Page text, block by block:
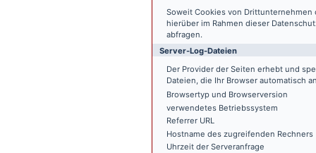
Soweit Cookies von
hierüber im Rahmen dieser
abfragen.
Server-Log-Dateien
Der Provider der Seiten erhebt und
Dateien, die Ihr Browser automatisch
Browsertyp und Browserversion
verwendetes Betriebssystem
Referrer URL
Hostname des zugreifenden Rechners
Uhrzeit der Serveranfrage